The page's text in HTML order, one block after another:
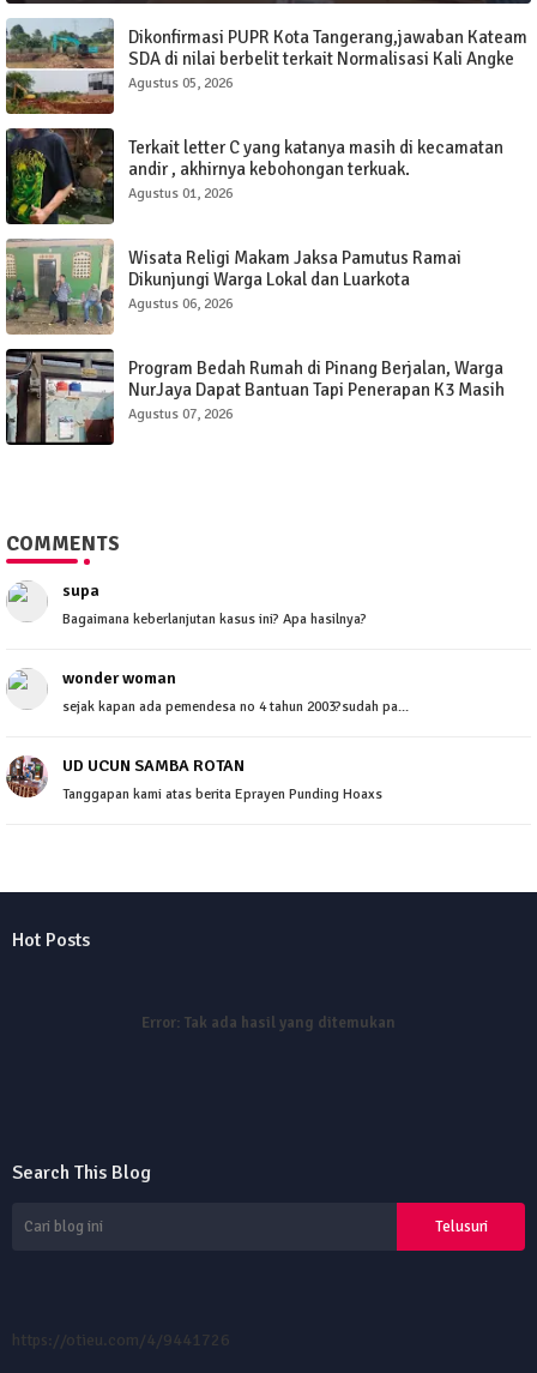
Dikonfirmasi PUPR Kota Tangerang,jawaban Kateam
SDA di nilai berbelit terkait Normalisasi Kali Angke
Sudimara Pinang.
Agustus 05, 2026
Terkait letter C yang katanya masih di kecamatan
andir , akhirnya kebohongan terkuak.
Agustus 01, 2026
Wisata Religi Makam Jaksa Pamutus Ramai
Dikunjungi Warga Lokal dan Luarkota
Agustus 06, 2026
Program Bedah Rumah di Pinang Berjalan, Warga
NurJaya Dapat Bantuan Tapi Penerapan K3 Masih
Perlu Evaluasi.
Agustus 07, 2026
COMMENTS
supa
Bagaimana keberlanjutan kasus ini? Apa hasilnya?
wonder woman
sejak kapan ada pemendesa no 4 tahun 2003?sudah pa...
UD UCUN SAMBA ROTAN
Tanggapan kami atas berita Eprayen Punding Hoaxs
Hot Posts
Error: Tak ada hasil yang ditemukan
Search This Blog
https://otieu.com/4/9441726